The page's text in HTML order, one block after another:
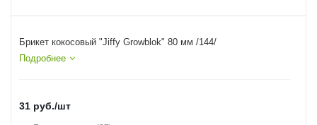
Брикет кокосовый "Jiffy Growblok" 80 мм /144/
Подробнее
31 руб./шт